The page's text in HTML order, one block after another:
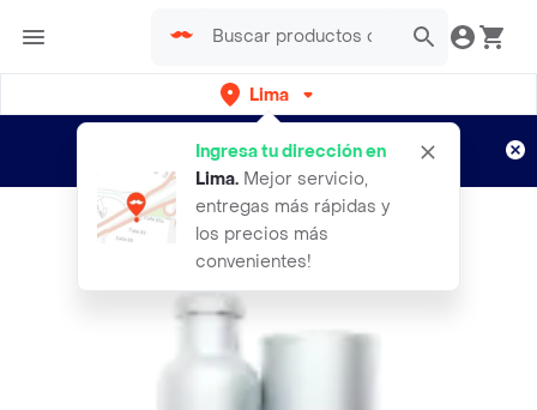
Lima
Ingresa tu dirección en
Lima. Mejor servicio,
entregas más rápidas y
los precios más
convenientes!
envíos gratis por semanas
Aplican TyC